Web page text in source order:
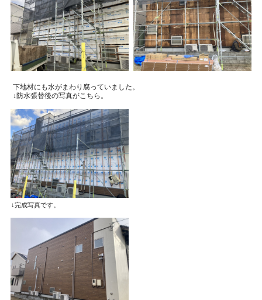
下地材にも水がまわり腐っていました。
↓防水張替後の写真がこちら。
↓完成写真です。